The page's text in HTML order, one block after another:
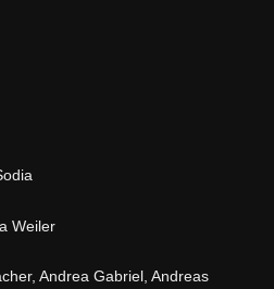
Weiler
Andrea Gabriel, Andreas